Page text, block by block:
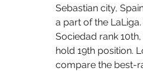
Sebastian city,
a part of the
Sociedad rank
hold 19th position.
compare the best-